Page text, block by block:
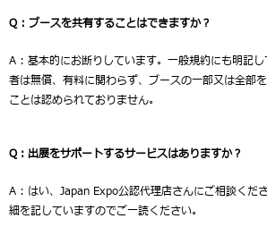
Q : ブースを共有することはできますか？
A : 基本的にお断りしています。一般規約にも明記
者は無償、有料に関わらず、ブースの一部又は全部
ことは認められておりません。
Q：出展をサポートするサービスはありますか？
A : はい、Japan Expo公認代理店さんにご相談くださ
細を記していますのでご一読ください。